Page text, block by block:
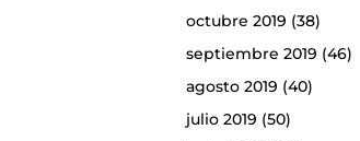
octubre 2019 (38)
septiembre 2019 (46)
agosto 2019 (40)
julio 2019 (50)